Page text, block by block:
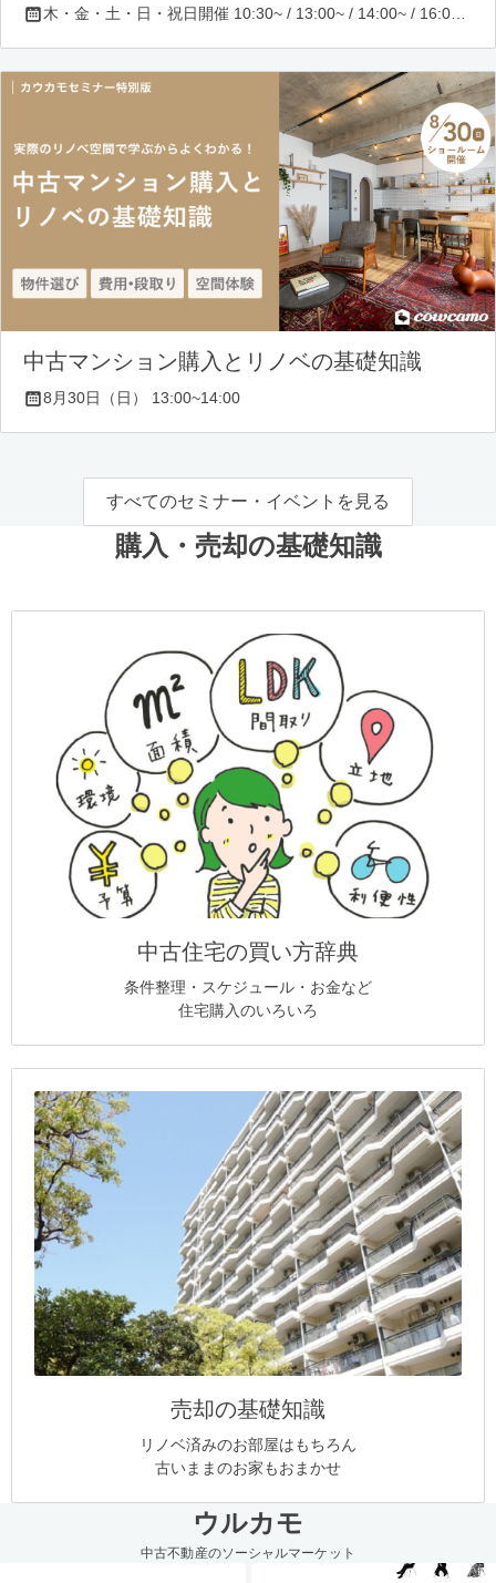
木・金・土・日・祝日開催 10:30~ / 13:00~ / 14:00~ / 16:00~ / 17:00~/ 18:30~/ 19:30~
中古マンション購入とリノベの基礎知識
8月30日（日） 13:00~14:00
すべてのセミナー・イベントを見る
購入・売却の基礎知識
中古住宅の買い方辞典
条件整理・スケジュール・お金など
住宅購入のいろいろ
売却の基礎知識
リノベ済みのお部屋はもちろん
古いままのお家もおまかせ
ウルカモ
中古不動産のソーシャルマーケット